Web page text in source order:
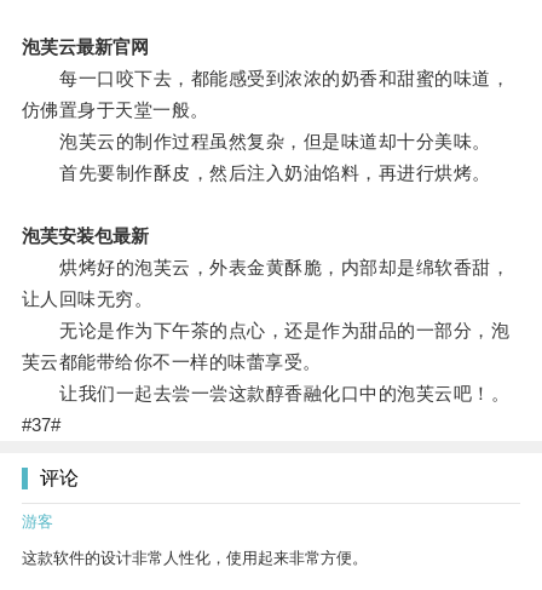
泡芙云最新官网
每一口咬下去，都能感受到浓浓的奶香和甜蜜的味道，
仿佛置身于天堂一般。
泡芙云的制作过程虽然复杂，但是味道却十分美味。
首先要制作酥皮，然后注入奶油馅料，再进行烘烤。
泡芙安装包最新
烘烤好的泡芙云，外表金黄酥脆，内部却是绵软香甜，
让人回味无穷。
无论是作为下午茶的点心，还是作为甜品的一部分，泡
芙云都能带给你不一样的味蕾享受。
让我们一起去尝一尝这款醇香融化口中的泡芙云吧！。
#37#
评论
游客
这款软件的设计非常人性化，使用起来非常方便。